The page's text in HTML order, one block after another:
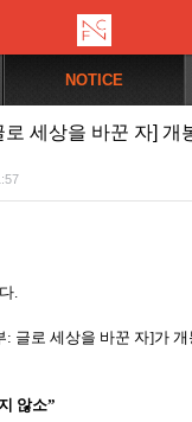
NOTICE
로 세상을 바꾼 자] 개
.
: 글로 세상을 바꾼 자]가
않소”